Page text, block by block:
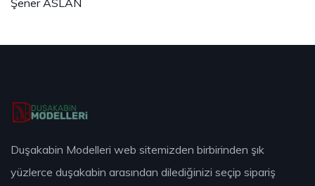
Duşakabin Modelleri web sitemizden birbirinden şık
yüzlerce duşakabin arasından dilediğinizi seçip sipariş